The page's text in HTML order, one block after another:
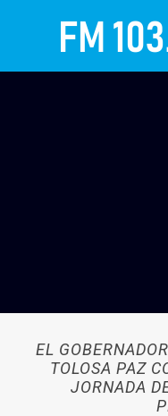
EL
TOLOSA PAZ
JORNADA